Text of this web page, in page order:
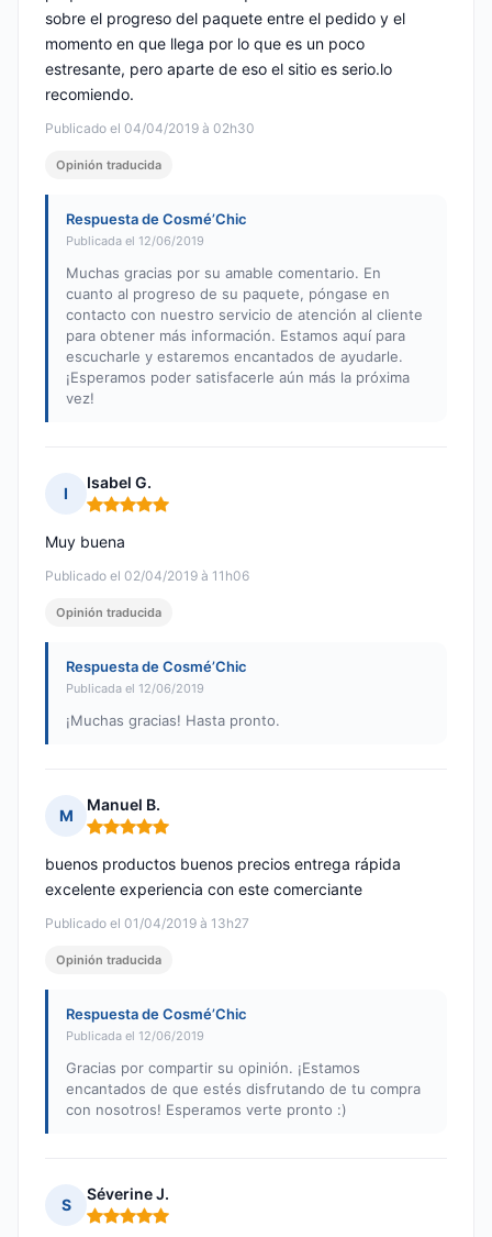
Publicado el 04/04/2019 à 02h30
sobre el progreso del paquete entre el pedido y el
momento en que llega por lo que es un poco
estresante, pero aparte de eso el sitio es serio.lo
recomiendo.
Opinión traducida
Respuesta de Cosmé’Chic
Publicada el 12/06/2019
Muchas gracias por su amable comentario. En
cuanto al progreso de su paquete, póngase en
contacto con nuestro servicio de atención al cliente
para obtener más información. Estamos aquí para
escucharle y estaremos encantados de ayudarle.
¡Esperamos poder satisfacerle aún más la próxima
vez!
I
Isabel G.
Nota: 5 de 5
Publicado el 02/04/2019 à 11h06
Muy buena
Opinión traducida
Respuesta de Cosmé’Chic
Publicada el 12/06/2019
¡Muchas gracias! Hasta pronto.
M
Manuel B.
Nota: 5 de 5
Publicado el 01/04/2019 à 13h27
buenos productos buenos precios entrega rápida
excelente experiencia con este comerciante
Opinión traducida
Respuesta de Cosmé’Chic
Publicada el 12/06/2019
Gracias por compartir su opinión. ¡Estamos
encantados de que estés disfrutando de tu compra
con nosotros! Esperamos verte pronto :)
S
Séverine J.
Nota: 5 de 5